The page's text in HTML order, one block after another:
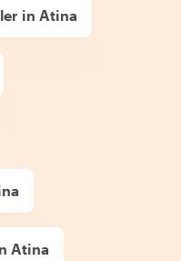
in Atina
Atina